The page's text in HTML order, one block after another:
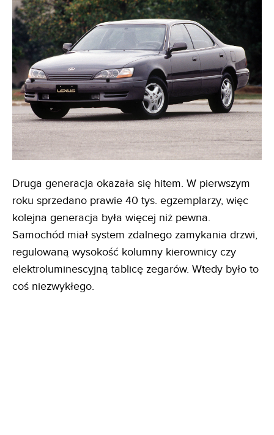
Druga generacja okazała się hitem. W pierwszym
roku sprzedano prawie 40 tys. egzemplarzy, więc
kolejna generacja była więcej niż pewna.
Samochód miał system zdalnego zamykania drzwi,
regulowaną wysokość kolumny kierownicy czy
elektroluminescyjną tablicę zegarów. Wtedy było to
coś niezwykłego.